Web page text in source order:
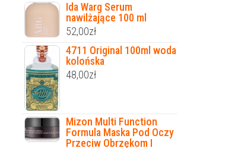
Ida Warg Serum
nawilżające 100 ml
52,00zł
4711 Original 100ml woda
kolońska
48,00zł
Mizon Multi Function
Formula Maska Pod Oczy
Przeciw Obrzękom I